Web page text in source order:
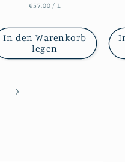
Preis
STÜCKPREIS
€57,00 / PRO
L
In den Warenkorb
legen